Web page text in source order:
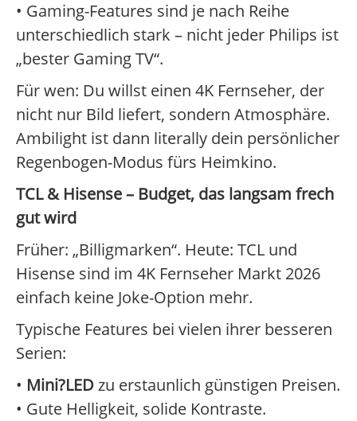
• Gaming-Features sind je nach Reihe
unterschiedlich stark – nicht jeder Philips ist
„bester Gaming TV“.
Für wen: Du willst einen 4K Fernseher, der
nicht nur Bild liefert, sondern Atmosphäre.
Ambilight ist dann literally dein persönlicher
Regenbogen-Modus fürs Heimkino.
TCL & Hisense – Budget, das langsam frech
gut wird
Früher: „Billigmarken“. Heute: TCL und
Hisense sind im 4K Fernseher Markt 2026
einfach keine Joke-Option mehr.
Typische Features bei vielen ihrer besseren
Serien:
• Mini?LEDzu erstaunlich günstigen Preisen.
• Gute Helligkeit, solide Kontraste.